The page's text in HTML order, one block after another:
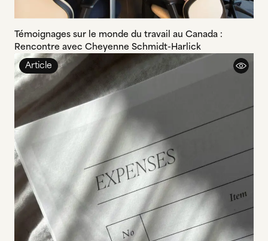
Témoignages sur le monde du travail au Canada :
Rencontre avec Cheyenne Schmidt-Harlick
Article